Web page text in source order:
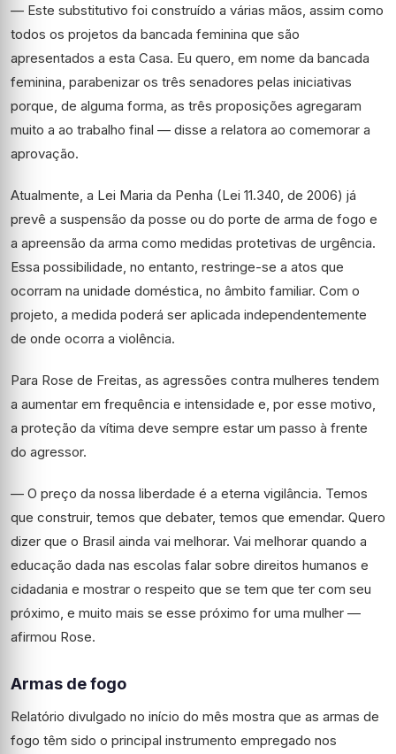
— Este substitutivo foi construído a várias mãos, assim como
todos os projetos da bancada feminina que são
apresentados a esta Casa. Eu quero, em nome da bancada
feminina, parabenizar os três senadores pelas iniciativas
porque, de alguma forma, as três proposições agregaram
muito a ao trabalho final — disse a relatora ao comemorar a
aprovação.
Atualmente, a Lei Maria da Penha (Lei 11.340, de 2006) já
prevê a suspensão da posse ou do porte de arma de fogo e
a apreensão da arma como medidas protetivas de urgência.
Essa possibilidade, no entanto, restringe-se a atos que
ocorram na unidade doméstica, no âmbito familiar. Com o
projeto, a medida poderá ser aplicada independentemente
de onde ocorra a violência.
Para Rose de Freitas, as agressões contra mulheres tendem
a aumentar em frequência e intensidade e, por esse motivo,
a proteção da vítima deve sempre estar um passo à frente
do agressor.
— O preço da nossa liberdade é a eterna vigilância. Temos
que construir, temos que debater, temos que emendar. Quero
dizer que o Brasil ainda vai melhorar. Vai melhorar quando a
educação dada nas escolas falar sobre direitos humanos e
cidadania e mostrar o respeito que se tem que ter com seu
próximo, e muito mais se esse próximo for uma mulher —
afirmou Rose.
Armas de fogo
Relatório divulgado no início do mês mostra que as armas de
fogo têm sido o principal instrumento empregado nos